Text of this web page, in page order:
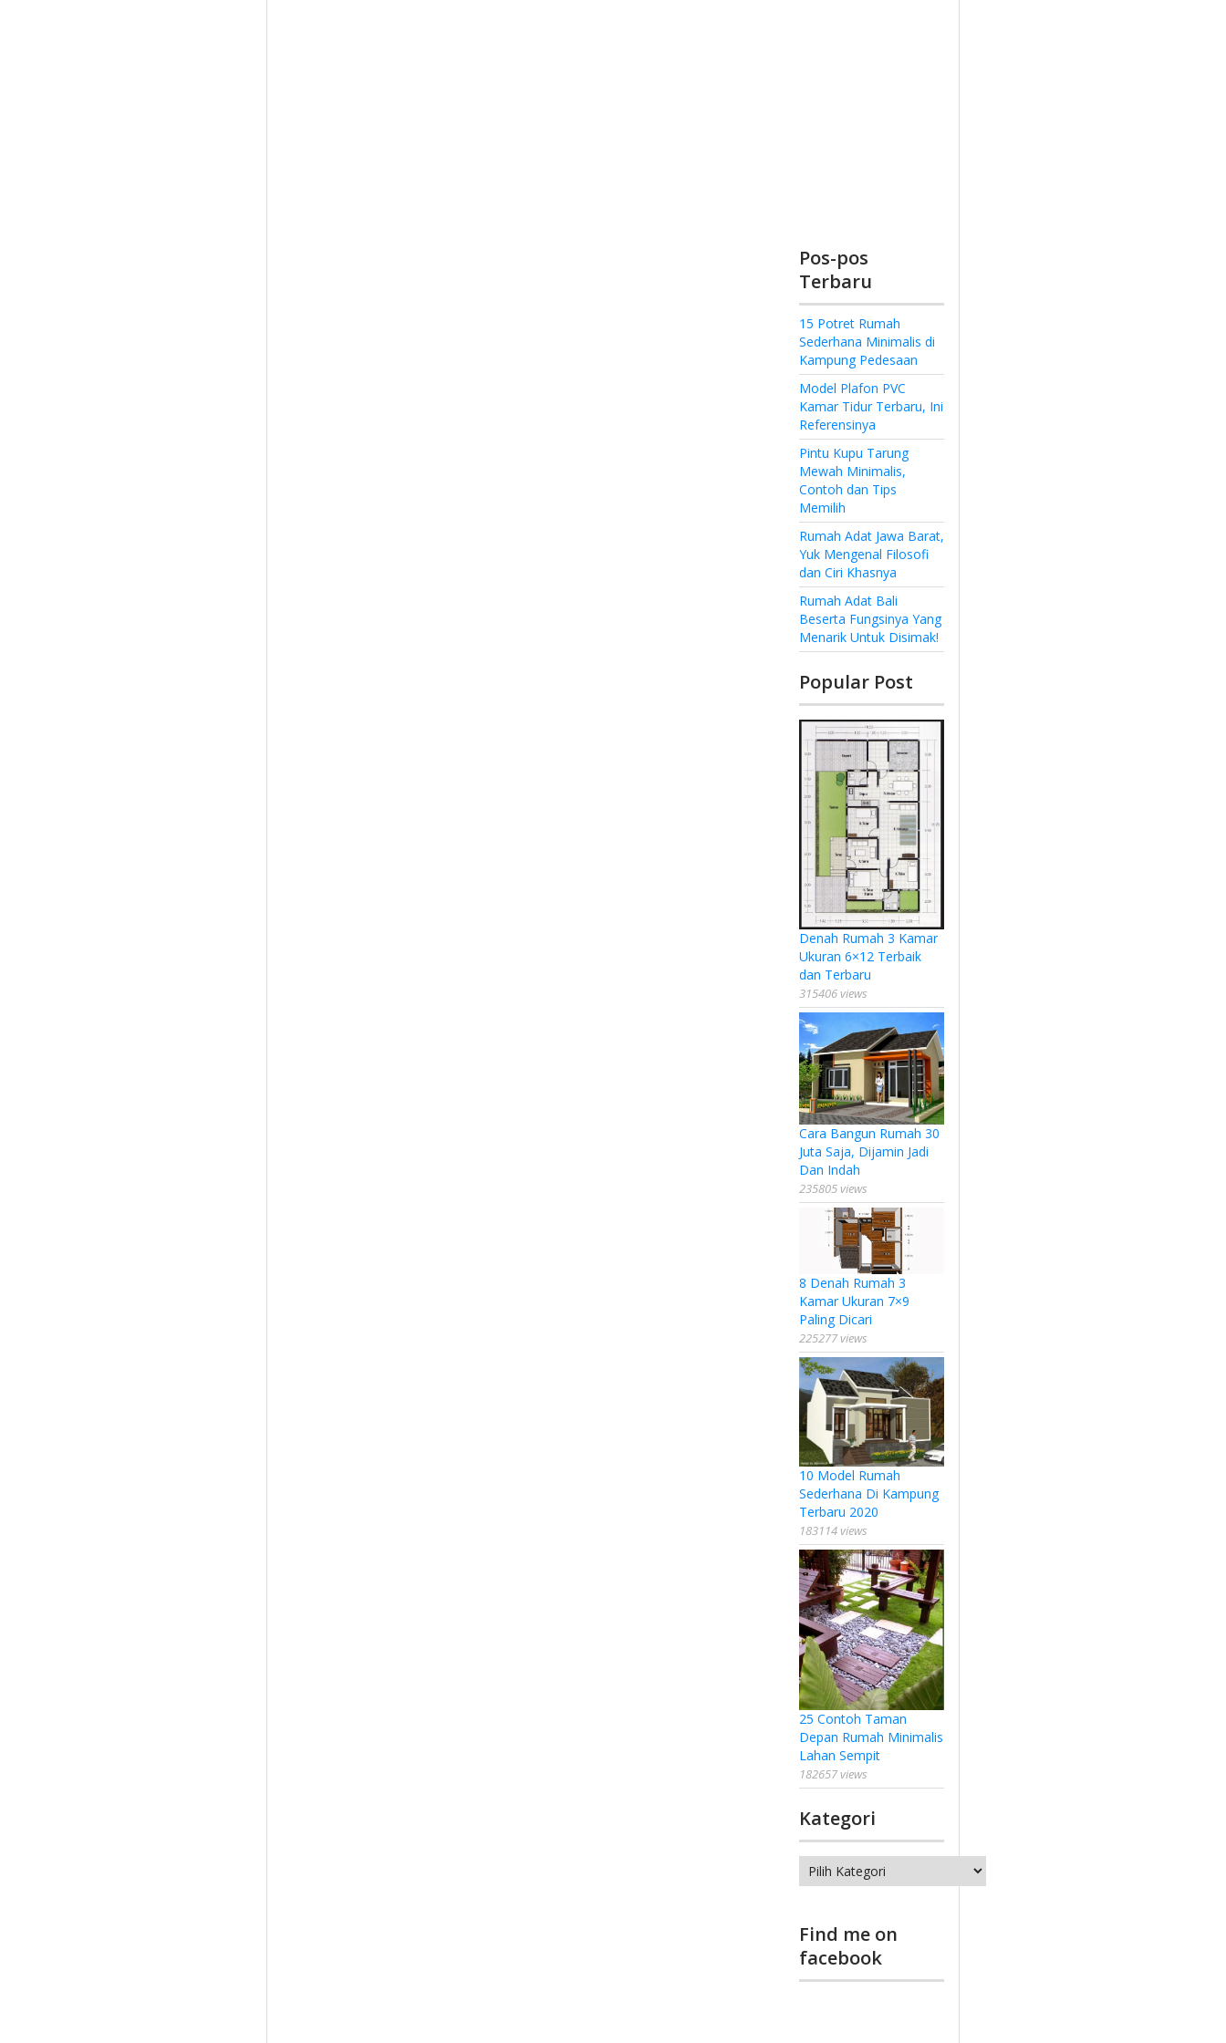
Pos-pos
Terbaru
15 Potret Rumah
Sederhana Minimalis di
Kampung Pedesaan
Model Plafon PVC
Kamar Tidur Terbaru, Ini
Referensinya
Pintu Kupu Tarung
Mewah Minimalis,
Contoh dan Tips
Memilih
Rumah Adat Jawa Barat,
Yuk Mengenal Filosofi
dan Ciri Khasnya
Rumah Adat Bali
Beserta Fungsinya Yang
Menarik Untuk Disimak!
Popular Post
Denah Rumah 3 Kamar
Ukuran 6×12 Terbaik
dan Terbaru
315406 views
Cara Bangun Rumah 30
Juta Saja, Dijamin Jadi
Dan Indah
235805 views
8 Denah Rumah 3
Kamar Ukuran 7×9
Paling Dicari
225277 views
10 Model Rumah
Sederhana Di Kampung
Terbaru 2020
183114 views
25 Contoh Taman
Depan Rumah Minimalis
Lahan Sempit
182657 views
Kategori
Kategori
Find me on
facebook